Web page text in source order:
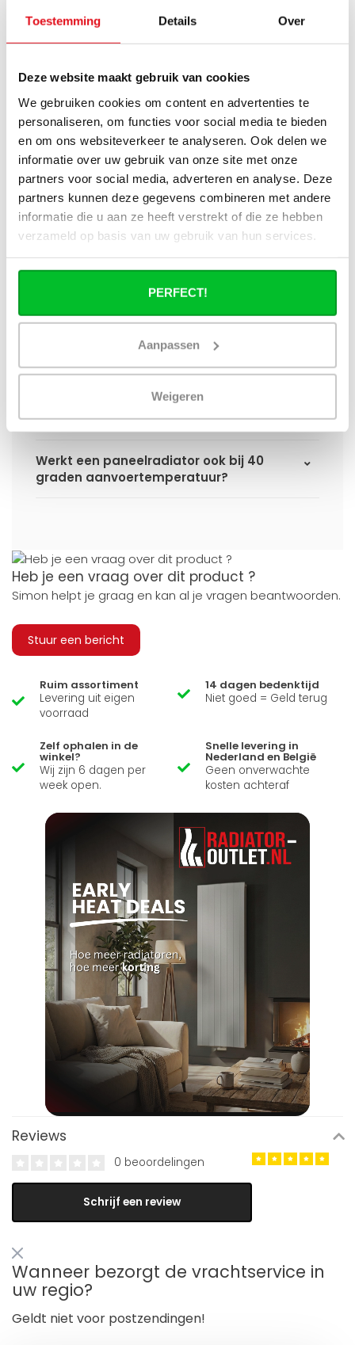
Toestemming Details Over
Deze website maakt gebruik van cookies
We gebruiken cookies om content en advertenties te
personaliseren, om functies voor social media te bieden
en om ons websiteverkeer te analyseren. Ook delen we
informatie over uw gebruik van onze site met onze
partners voor social media, adverteren en analyse. Deze
partners kunnen deze gegevens combineren met andere
informatie die u aan ze heeft verstrekt of die ze hebben
verzameld op basis van uw gebruik van hun services.
PERFECT!
Aanpassen
Weigeren
Haakse of rechte aansluitset, welke heb
Kan ik mijn Smart thermostaatknop
aansluiten op de paneelradiatoren van
Radiator-Outlet?
Hoe bereken in de benodigde capaciteit
voor mijn ruimte?
Wat is de levertijd van een
paneelradiator en wanneer ontvang ik
deze als ik een bestelling plaats?
Ik heb een (hybride) warmtepomp
installatie, kan ik alle radiatoren
gebruiken uit de website?
toepassen in combinatie met
stadsverwarming?
Werkt een paneelradiator ook bij 40
graden aanvoertemperatuur?
Heb je een vraag over dit product ?
Simon helpt je graag en kan al je vragen beantwoorden.
Stuur een bericht
Ruim assortiment
Levering uit eigen
voorraad
14 dagen bedenktijd
Niet goed = Geld terug
Zelf ophalen in de
winkel?
Wij zijn 6 dagen per
week open.
Snelle levering in
Nederland en België
Geen onverwachte
kosten achteraf
Reviews
0 beoordelingen
Schrijf een review
Wanneer bezorgt de vrachtservice in
uw regio?
Geldt niet voor postzendingen!